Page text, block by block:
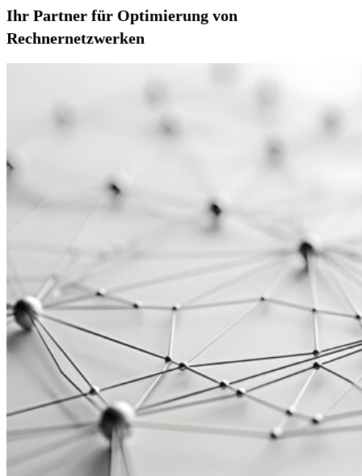
Ihr Partner für Optimierung von
Rechnernetzwerken